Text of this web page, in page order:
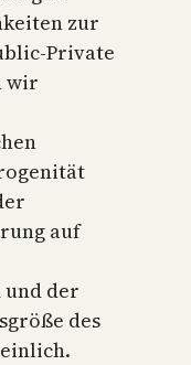
zur
Private
wir
auf
der
des